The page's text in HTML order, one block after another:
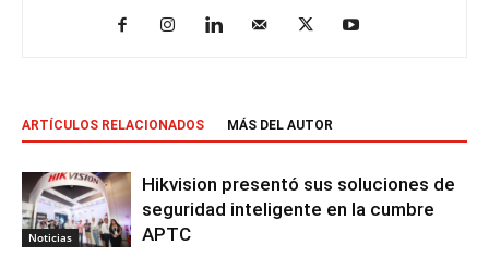
ARTÍCULOS RELACIONADOS MÁS DEL AUTOR
Noticias
Hikvision presentó sus soluciones de
seguridad inteligente en la cumbre
APTC